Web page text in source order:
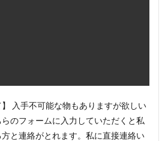
】 入手不可能な物もありますが欲しい
のフォームに入力していただくと私
と連絡がとれます。私に直接連絡い